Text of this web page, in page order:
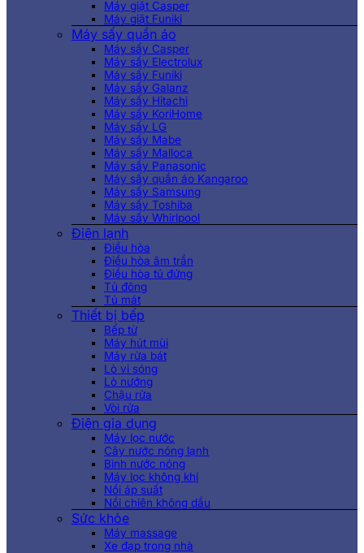
Máy giặt Casper
Máy giặt Funiki
Máy sấy quần áo
Máy sấy Casper
Máy sấy Electrolux
Máy sấy Funiki
Máy sấy Galanz
Máy sấy Hitachi
Máy sấy KoriHome
Máy sấy LG
Máy sấy Mabe
Máy sấy Malloca
Máy sấy Panasonic
Máy sấy quần áo Kangaroo
Máy sấy Samsung
Máy sấy Toshiba
Máy sấy Whirlpool
Điện lạnh
Điều hòa
Điều hòa âm trần
Điều hòa tủ đứng
Tủ đông
Tủ mát
Thiết bị bếp
Bếp từ
Máy hút mùi
Máy rửa bát
Lò vi sóng
Lò nướng
Chậu rửa
Vòi rửa
Điện gia dụng
Máy lọc nước
Cây nước nóng lạnh
Bình nước nóng
Máy lọc không khí
Nồi áp suất
Nồi chiên không dầu
Sức khỏe
Máy massage
Xe đạp trong nhà